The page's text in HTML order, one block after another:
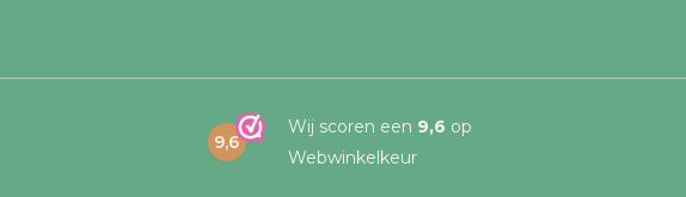
9,6
Wij scoren een 9,6 op
Webwinkelkeur